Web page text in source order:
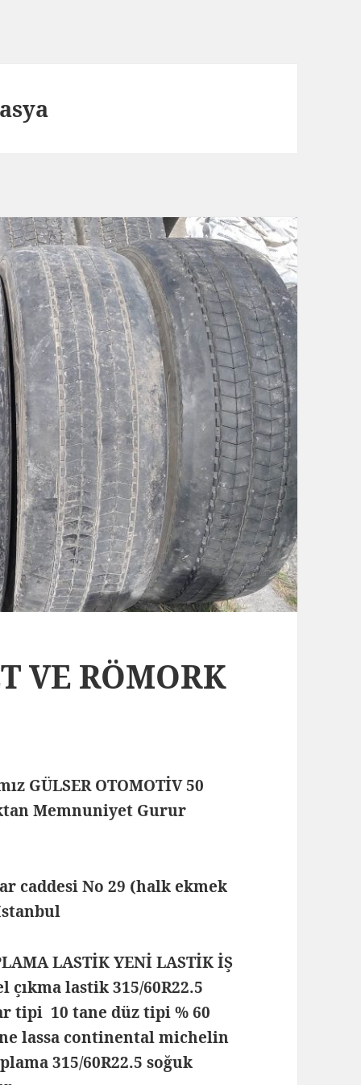
VE RÖMORK
GÜLSER OTOMOTİV 50
Memnuniyet Gurur
caddesi No 29 (halk ekmek
LASTİK YENİ LASTİK İŞ
çıkma lastik 315/60R22.5
tipi 10 tane düz tipi % 60
lassa continental michelin
315/60R22.5 soğuk